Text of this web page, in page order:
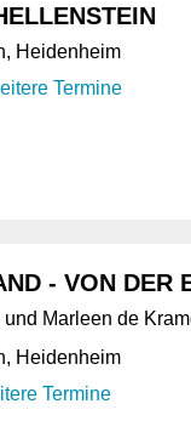
Heidenheim
Termine
- VON DER
Marleen de
Heidenheim
Termine